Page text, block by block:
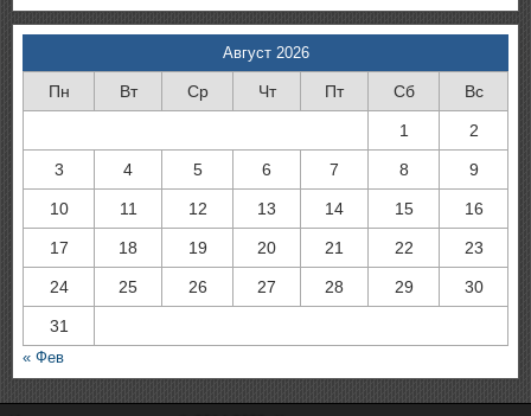
Август 2026
Пн Вт Ср Чт Пт Сб Вс
1 2
3 4 5 6 7 8 9
10 11 12 13 14 15 16
17 18 19 20 21 22 23
24 25 26 27 28 29 30
31
« Фев